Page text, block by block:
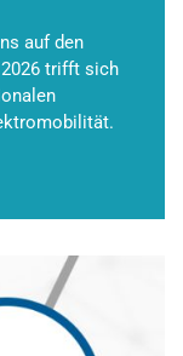
auf den
trifft sich